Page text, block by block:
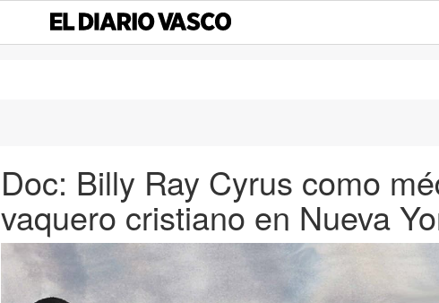
Doc: Billy Ray Cyrus como
vaquero cristiano en Nueva